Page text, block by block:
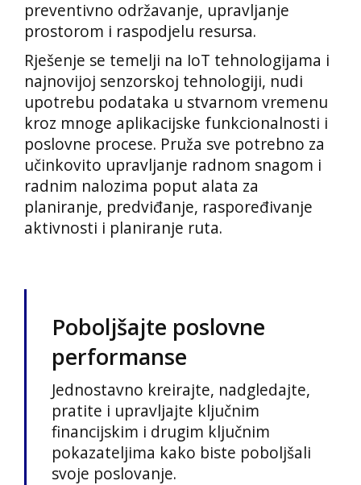
preventivno održavanje, upravljanje
prostorom i raspodjelu resursa.
Rješenje se temelji na IoT tehnologijama i
najnovijoj senzorskoj tehnologiji, nudi
upotrebu podataka u stvarnom vremenu
kroz mnoge aplikacijske funkcionalnosti i
poslovne procese. Pruža sve potrebno za
učinkovito upravljanje radnom snagom i
radnim nalozima poput alata za
planiranje, predviđanje, raspoređivanje
aktivnosti i planiranje ruta.
Poboljšajte poslovne
performanse
Jednostavno kreirajte, nadgledajte,
pratite i upravljajte ključnim
financijskim i drugim ključnim
pokazateljima kako biste poboljšali
svoje poslovanje.